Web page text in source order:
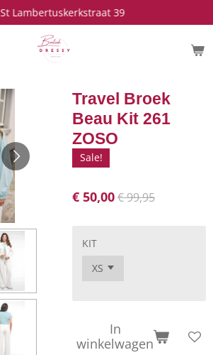
St Lambertuskerkstraat 39
Travel Broek
Beau Kit 261
ZOSO
Sale!
€ 50,00€ 99,95
KIT
In
winkelwagen